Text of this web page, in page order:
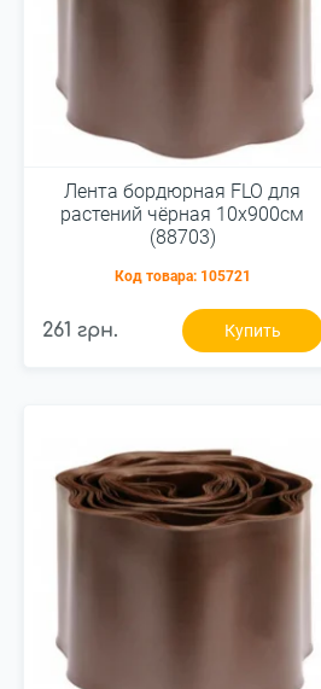
Лента бордюрная FLO для
растений чёрная 10х900см
(88703)
Код товара: 105721
261 грн. Купить